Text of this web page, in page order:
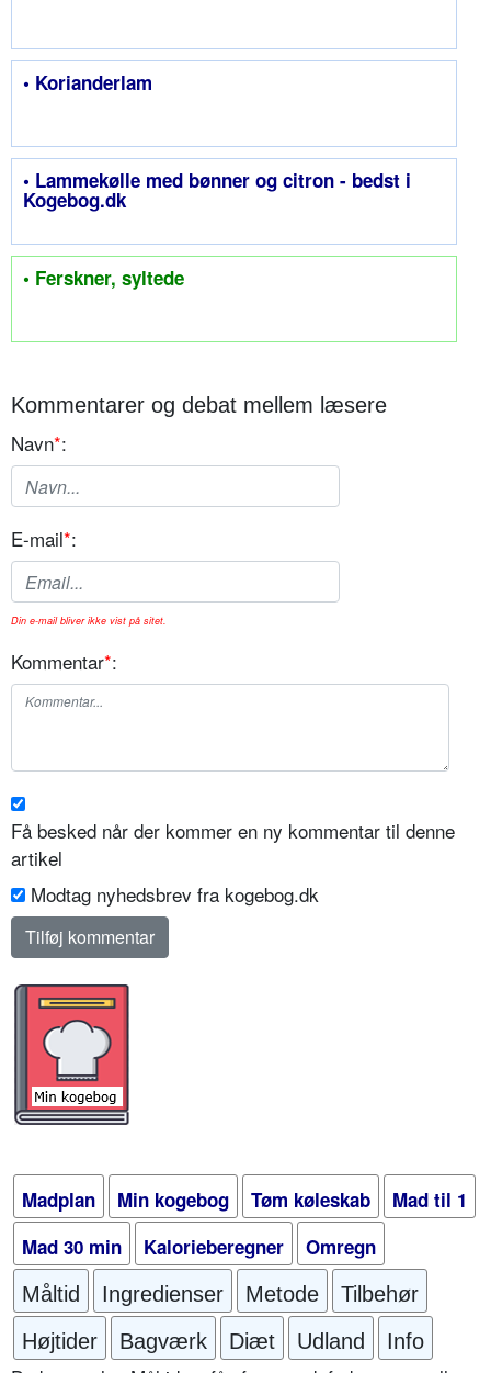
• Korianderlam
• Lammekølle med bønner og citron - bedst i
Kogebog.dk
• Ferskner, syltede
Kommentarer og debat mellem læsere
Navn*:
E-mail*:
Din e-mail bliver ikke vist på sitet.
Kommentar*:
Få besked når der kommer en ny kommentar til denne
artikel
Modtag nyhedsbrev fra kogebog.dk
Madplan Min kogebog Tøm køleskab
Mad til 1
Mad 30 min
Kalorieberegner Omregn
Måltid Ingredienser Metode
Tilbehør
Højtider
Bagværk Diæt Udland Info